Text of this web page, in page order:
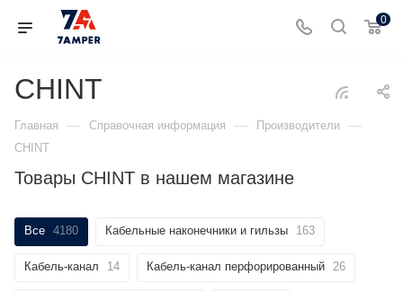
0
CHINT
Главная — Справочная информация — Производители —
CHINT
Товары CHINT в нашем магазине
Все 4180 Кабельные наконечники и гильзы 163
Кабель-канал 14 Кабель-канал перфорированный 26